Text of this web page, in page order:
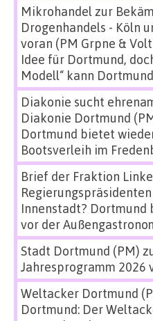
Mikrohandel zur
Drogenhandels - Köln
voran (PM Grpne & Volt
Idee für Dortmund,
Modell“ kann
Diakonie sucht
Diakonie Dortmund
Dortmund bietet
Bootsverleih im
Brief der Fraktion
Regierungspräsidenten
Innenstadt?
vor der
Stadt Dortmund (PM)
Jahresprogramm 2026
Weltacker Dortmund
Dortmund: Der